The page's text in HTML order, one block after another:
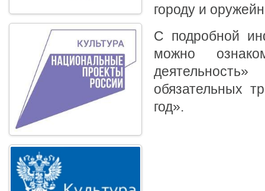
городу и
С подробной
можно
обязательных
год».